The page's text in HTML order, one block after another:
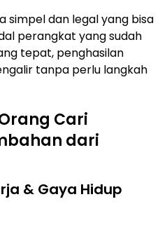
simpel dan legal yang bisa
perangkat yang sudah
tepat, penghasilan
tanpa perlu langkah
Cari
dari
& Gaya Hidup